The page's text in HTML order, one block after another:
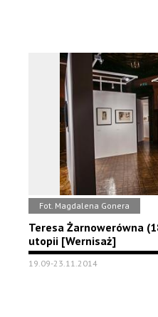
Fot. Magdalena Gonera
Teresa Żarnowerówna
utopii [Wernisaż]
19.09-23.11.2014